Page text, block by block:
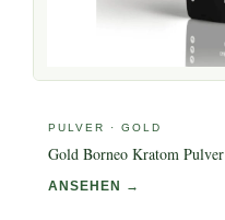
PULVER · GOLD
Gold Borneo Kratom Pulver
ANSEHEN →